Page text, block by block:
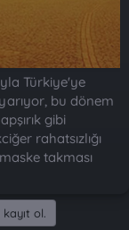
Türkiye'ye
bu dönem
gibi
rahatsızlığı
takması
ol.